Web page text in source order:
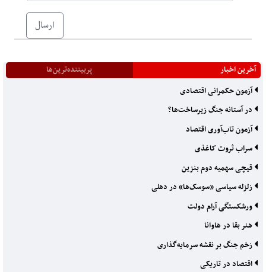
ارسال
آخرین اخبار
پربیننده‌ترین‌ها
آزمون حکمرانی اقتصادی
در آستانه جنگ زیرساخت‌ها؟
آزمون تاب‌آوری اقتصاد
سراب ثروت کاغذی
قیچی سهمیه دوم بنزین
زلزله سیاسی «سوسک‌ها» در دهلی
ورشکستگی آرام دولت
هنر بقا در هاوانا
زخم جنگ بر نقشه سرمایه‌گذاری
اقتصاد در تاریکی